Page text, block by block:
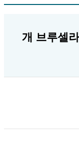
개 브루셀